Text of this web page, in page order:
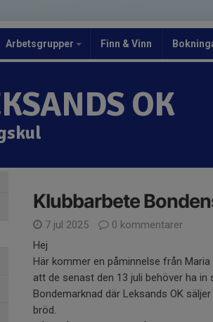
Arbetsgrupper Finn & Vinn
OK
Klubbarbete
7 jul 2025
0 kommentarer
Hej
Här kommer en påminnelse från
att de senast den 13 juli behöver ha
Bondemarknad där Leksands OK
bröd.